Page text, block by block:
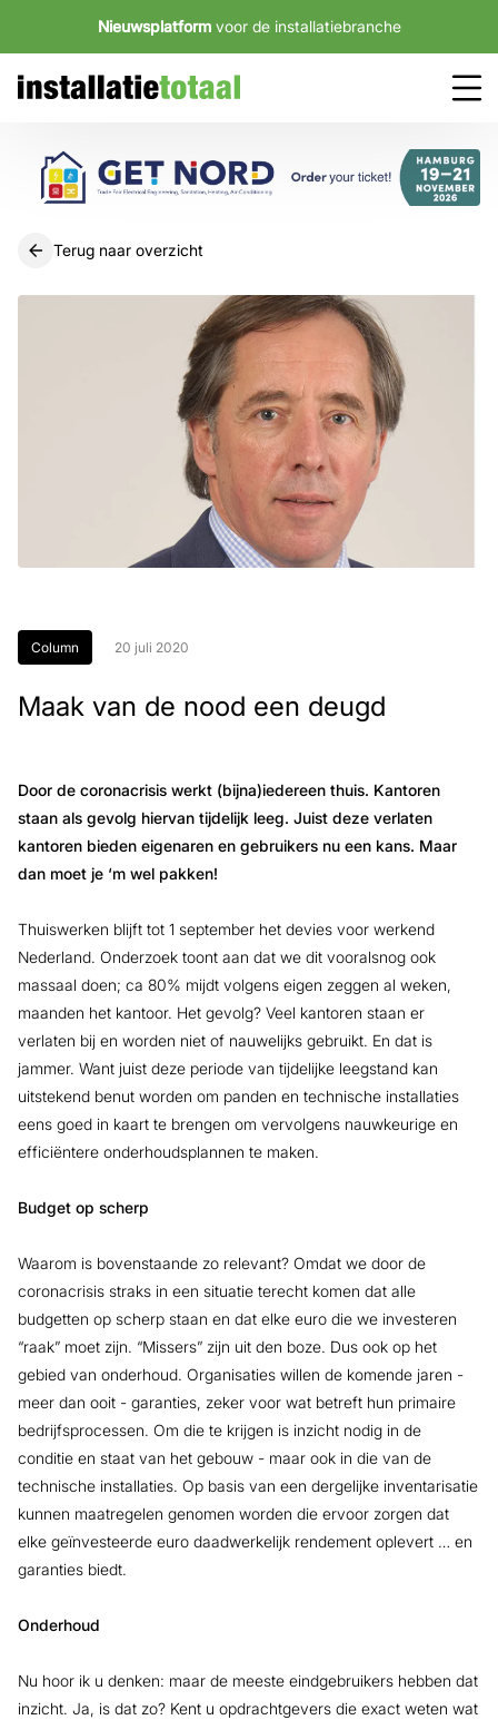
Nieuwsplatform voor de installatiebranche
Terug naar overzicht
Column 20 juli 2020
Maak van de nood een deugd
Door de coronacrisis werkt (bijna)iedereen thuis. Kantoren
staan als gevolg hiervan tijdelijk leeg. Juist deze verlaten
kantoren bieden eigenaren en gebruikers nu een kans. Maar
dan moet je ‘m wel pakken!
Thuiswerken blijft tot 1 september het devies voor werkend
Nederland. Onderzoek toont aan dat we dit vooralsnog ook
massaal doen; ca 80% mijdt volgens eigen zeggen al weken,
maanden het kantoor. Het gevolg? Veel kantoren staan er
verlaten bij en worden niet of nauwelijks gebruikt. En dat is
jammer. Want juist deze periode van tijdelijke leegstand kan
uitstekend benut worden om panden en technische installaties
eens goed in kaart te brengen om vervolgens nauwkeurige en
efficiëntere onderhoudsplannen te maken.
Budget op scherp
Waarom is bovenstaande zo relevant? Omdat we door de
coronacrisis straks in een situatie terecht komen dat alle
budgetten op scherp staan en dat elke euro die we investeren
“raak” moet zijn. “Missers” zijn uit den boze. Dus ook op het
gebied van onderhoud. Organisaties willen de komende jaren -
meer dan ooit - garanties, zeker voor wat betreft hun primaire
bedrijfsprocessen. Om die te krijgen is inzicht nodig in de
conditie en staat van het gebouw - maar ook in die van de
technische installaties. Op basis van een dergelijke inventarisatie
kunnen maatregelen genomen worden die ervoor zorgen dat
elke geïnvesteerde euro daadwerkelijk rendement oplevert … en
garanties biedt.
Onderhoud
Nu hoor ik u denken: maar de meeste eindgebruikers hebben dat
inzicht. Ja, is dat zo? Kent u opdrachtgevers die exact weten wat